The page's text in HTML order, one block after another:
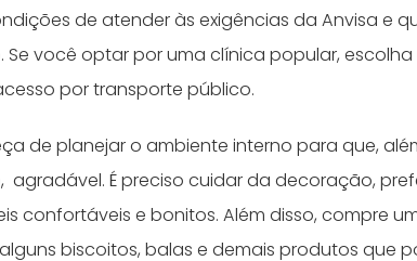
de atender às exigências da Anvisa e
Se você optar por uma clínica popular,
por transporte público.
de planejar o ambiente interno para que,
agradável. É preciso cuidar da decoração,
confortáveis e bonitos. Além disso, compre
biscoitos, balas e demais produtos que